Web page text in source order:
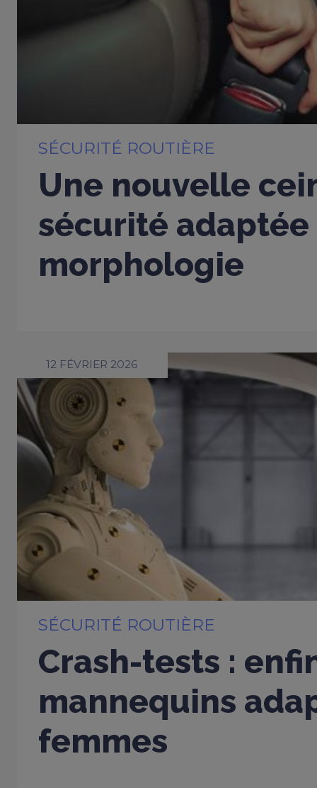
SÉCURITÉ ROUTIÈRE
Une nouvelle
sécurité adaptée
morphologie
12 FÉVRIER 2026
SÉCURITÉ ROUTIÈRE
Crash-tests :
mannequins
femmes